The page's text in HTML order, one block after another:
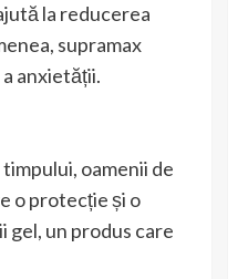
la reducerea
supramax
anxietății.
oamenii de
o protecție și o
un produs care